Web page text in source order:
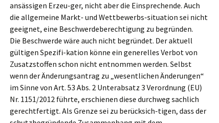
ansässigen Erzeu-ger, nicht aber die Einsprechende. Auch
die allgemeine Markt- und Wettbewerbs-situation sei nicht
geeignet, eine Beschwerdeberechtigung zu begründen.
Die Beschwerde wäre auch nicht begründet. Der aktuell
gültigen Spezifi-kation könne ein generelles Verbot von
Zusatzstoffen schon nicht entnommen werden. Selbst
wenn der Änderungsantrag zu „wesentlichen Änderungen“
im Sinne von Art. 53 Abs. 2 Unterabsatz 3 Verordnung (EU)
Nr. 1151/2012 führte, erschienen diese durchweg sachlich
gerechtfertigt. Als Grenze sei zu berücksich-tigen, dass der